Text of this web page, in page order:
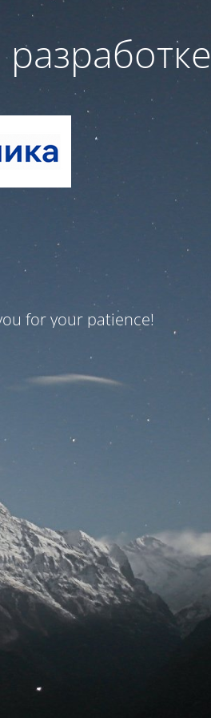
for your patience!